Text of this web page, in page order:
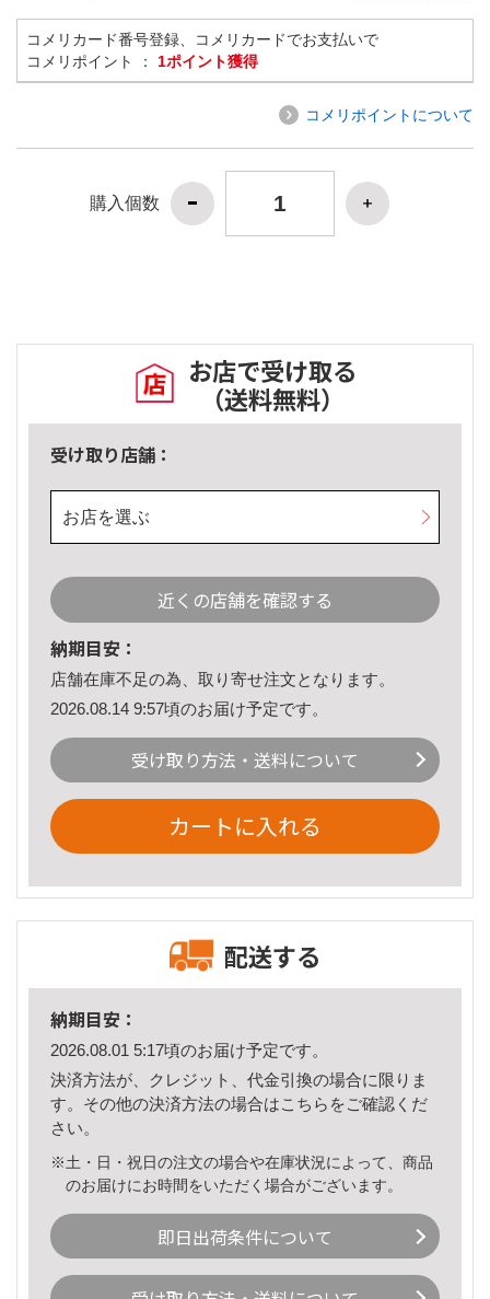
コメリカード番号登録、コメリカードでお支払いで
コメリポイント ： 1ポイント獲得
コメリポイントについて
購入個数
お店で受け取る
（送料無料）
受け取り店舗：
お店を選ぶ
近くの店舗を確認する
納期目安：
店舗在庫不足の為、取り寄せ注文となります。
2026.08.14 9:57頃のお届け予定です。
受け取り方法・送料について
カートに入れる
配送する
納期目安：
2026.08.01 5:17頃のお届け予定です。
決済方法が、クレジット、代金引換の場合に限りま
す。その他の決済方法の場合はこちら をご確認くだ
さい。
※土・日・祝日の注文の場合や在庫状況によって、商品
のお届けにお時間をいただく場合がございます。
即日出荷条件について